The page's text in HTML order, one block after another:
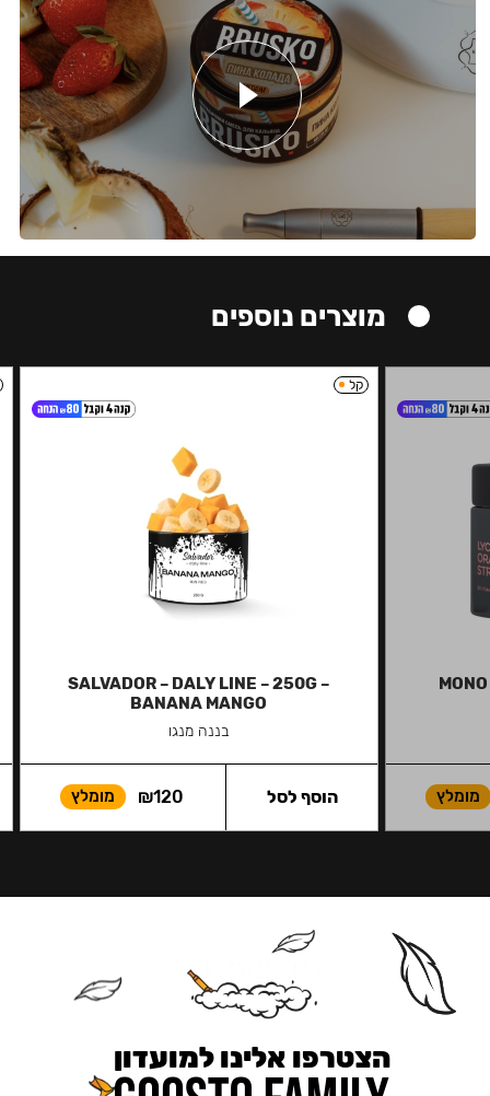
מוצרים נוספים
מומלץ
קל
SALVADOR – DALY LINE – 250G –
BANANA MANGO
בננה מנגו
₪120 מומלץ הוסף לסל
הצטרפו אלינו למועדון